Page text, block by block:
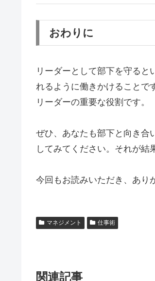
おわりに
リーダーとして部下を守ると
れるように働きかけることで
リーダーの重要な役割です。
ぜひ、あなたも部下と向き合
してみてください。それが結
今回もお読みいただき、あり
マネジメント 仕事術
関連記事